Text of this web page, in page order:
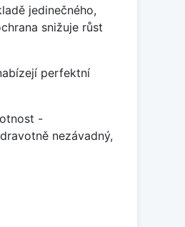
jedinečného,
snižuje růst
perfektní
-
nezávadný,